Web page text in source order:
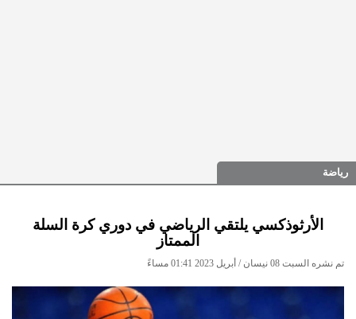
رياضة
الأرثوذكسي يلتقي الرياضي في دوري كرة السلة
الممتاز
تم نشره السبت 08 نيسان / أبريل 2023 01:41 مساءً